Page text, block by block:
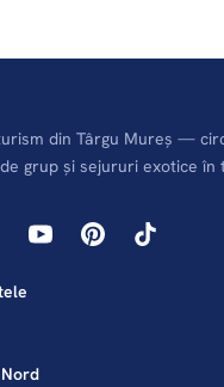
din Târgu Mureș —
grup și sejururi exotice în